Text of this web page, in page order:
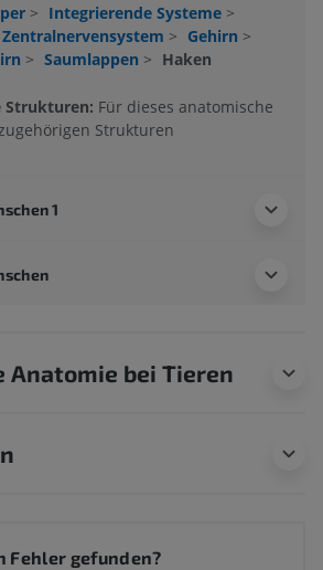
> Integrierende Systeme >
Zentralnervensystem > Gehirn >
> Saumlappen > Haken
Strukturen: Für dieses anatomische
Strukturen
1
Anatomie bei Tieren
Fehler gefunden?